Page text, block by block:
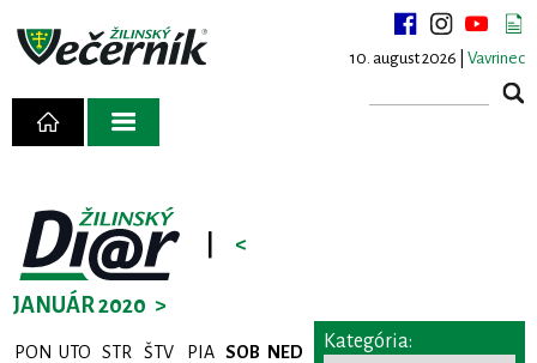
10. august 2026 | Vavrinec
<
JANUÁR 2020 >
PON UTO STR ŠTV PIA SOB NED Kategória: